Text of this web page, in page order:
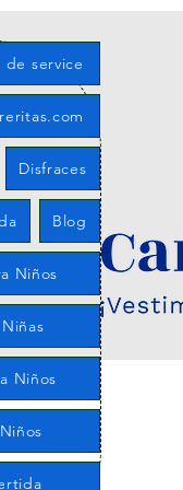
de service
Disfraces
Blog
Niños
Niños